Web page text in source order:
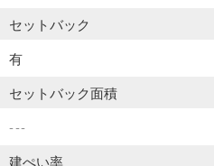
セットバック
有
セットバック面積
---
建ぺい率